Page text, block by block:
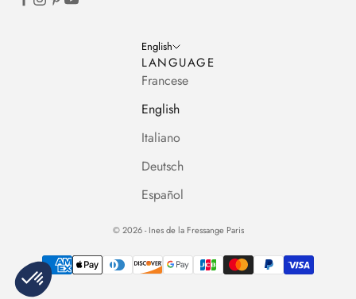
English
LANGUAGE
Francese
English
Italiano
Deutsch
Español
© 2026 - Ines de la Fressange Paris